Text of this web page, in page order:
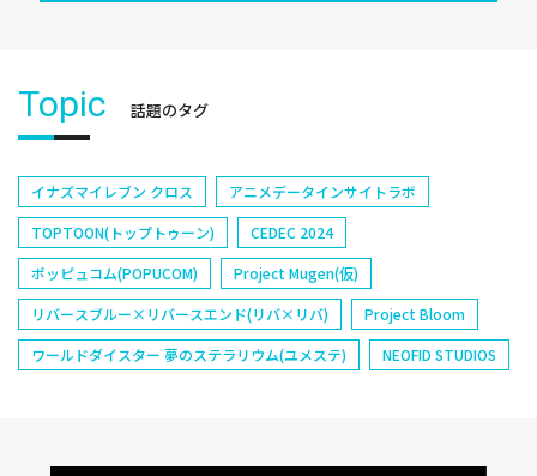
Topic 話題のタグ
イナズマイレブン クロス
アニメデータインサイトラボ
TOPTOON(トップトゥーン)
CEDEC 2024
ポッピュコム(POPUCOM)
Project Mugen(仮)
リバースブルー×リバースエンド(リバ×リバ)
Project Bloom
ワールドダイスター 夢のステラリウム(ユメステ)
NEOFID STUDIOS